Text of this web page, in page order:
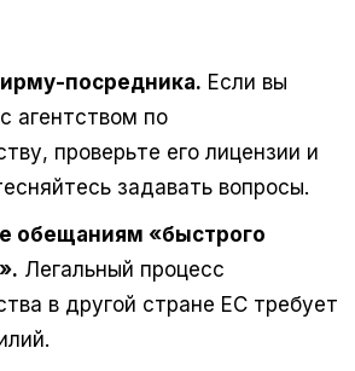
посредника. Если вы
агентством по
проверьте его лицензии и
задавать вопросы.
обещаниям «быстрого
Легальный процесс
в другой стране ЕС требует